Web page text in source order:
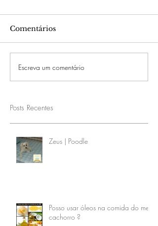
Comentários
Escreva um comentário
Posts Recentes
Zeus | Poodle
Posso usar óleos na comida do meu
cachorro ?